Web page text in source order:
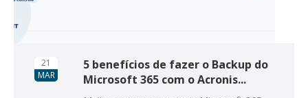
21
MAR
5 benefícios de fazer o Backup do
Microsoft 365 com o Acronis...